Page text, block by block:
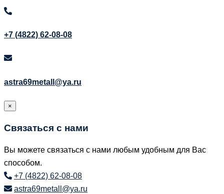
+7 (4822) 62-08-08
astra69metall@ya.ru
×
Связаться с нами
Вы можете связаться с нами любым удобным для Вас
способом.
+7 (4822) 62-08-08
astra69metall@ya.ru